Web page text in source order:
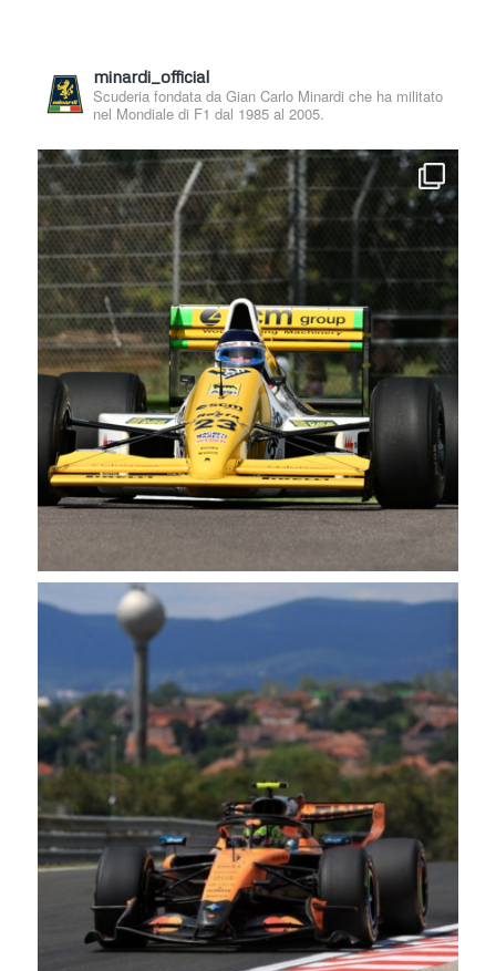
minardi_official
Scuderia fondata da Gian Carlo Minardi che ha militato
nel Mondiale di F1 dal 1985 al 2005.